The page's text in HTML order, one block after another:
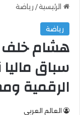
الرئيسية/ رياضة
رياضة
هشام خلف
سباق
الرقمية
العالم العربي